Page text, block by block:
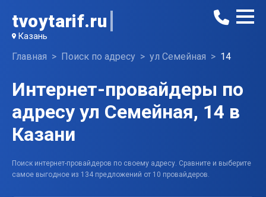
tvoytarif.ru
Казань
Главная Поиск по адресу ул Семейная 14
Интернет-провайдеры по
адресу ул Семейная, 14 в
Казани
Поиск интернет-провайдеров по своему адресу. Сравните и выберите
самое выгодное из 134 предложений от 10 провайдеров.